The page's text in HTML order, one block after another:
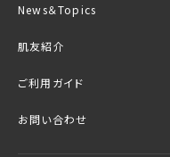
News＆Topics
肌友紹介
ご利用ガイド
お問い合わせ